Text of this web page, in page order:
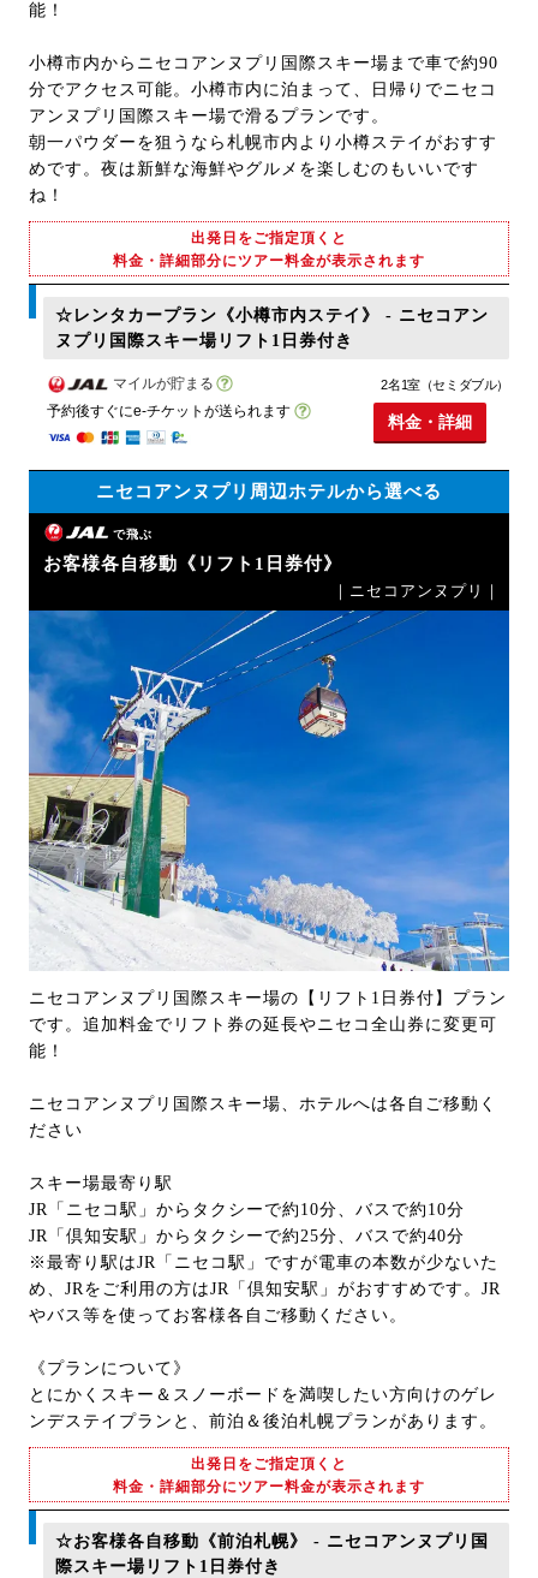
能！
小樽市内からニセコアンヌプリ国際スキー場まで車で約90
分でアクセス可能。小樽市内に泊まって、日帰りでニセコ
アンヌプリ国際スキー場で滑るプランです。
朝一パウダーを狙うなら札幌市内より小樽ステイがおすす
めです。夜は新鮮な海鮮やグルメを楽しむのもいいです
ね！
出発日をご指定頂くと
料金・詳細部分にツアー料金が表示されます
☆レンタカープラン《小樽市内ステイ》 - ニセコアン
ヌプリ国際スキー場リフト1日券付き
マイルが貯まる
予約後すぐにe-チケットが送られます
2名1室（セミダブル）
料金・詳細
ニセコアンヌプリ周辺ホテルから選べる
で飛ぶ
お客様各自移動《リフト1日券付》
｜ニセコアンヌプリ｜
ニセコアンヌプリ国際スキー場の【リフト1日券付】プラン
です。追加料金でリフト券の延長やニセコ全山券に変更可
能！
ニセコアンヌプリ国際スキー場、ホテルへは各自ご移動く
ださい
スキー場最寄り駅
JR「ニセコ駅」からタクシーで約10分、バスで約10分
JR「倶知安駅」からタクシーで約25分、バスで約40分
※最寄り駅はJR「ニセコ駅」ですが電車の本数が少ないた
め、JRをご利用の方はJR「倶知安駅」がおすすめです。JR
やバス等を使ってお客様各自ご移動ください。
《プランについて》
とにかくスキー＆スノーボードを満喫したい方向けのゲレ
ンデステイプランと、前泊＆後泊札幌プランがあります。
出発日をご指定頂くと
料金・詳細部分にツアー料金が表示されます
☆お客様各自移動《前泊札幌》 - ニセコアンヌプリ国
際スキー場リフト1日券付き